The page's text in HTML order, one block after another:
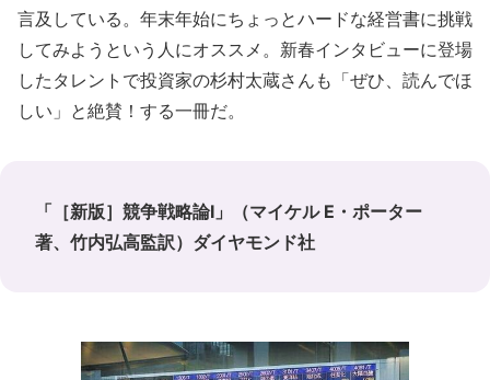
言及している。年末年始にちょっとハードな経営書に挑戦
してみようという人にオススメ。新春インタビューに登場
したタレントで投資家の杉村太蔵さんも「ぜひ、読んでほ
しい」と絶賛！する一冊だ。
「［新版］競争戦略論Ⅰ」（マイケル E・ポーター
著、竹内弘高監訳）ダイヤモンド社